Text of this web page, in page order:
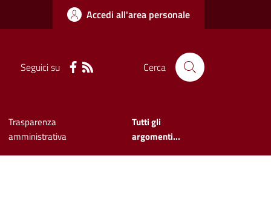
Accedi all'area personale
Seguici su Cerca
Trasparenza
amministrativa
Tutti gli
argomenti...